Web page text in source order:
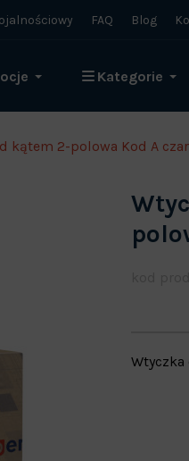
FAQ Blog
Kategorie
kątem 2-polowa Kod A
Wtyczka